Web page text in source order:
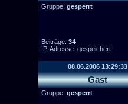
Gruppe: gesperrt
Beiträge: 34
IP-Adresse: gespeichert
08.06.2006 13:29:33
Gast
Gruppe: gesperrt